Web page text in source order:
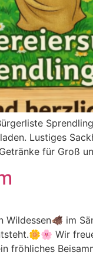
Lustiges
für Groß
im
Wir
fröhliches